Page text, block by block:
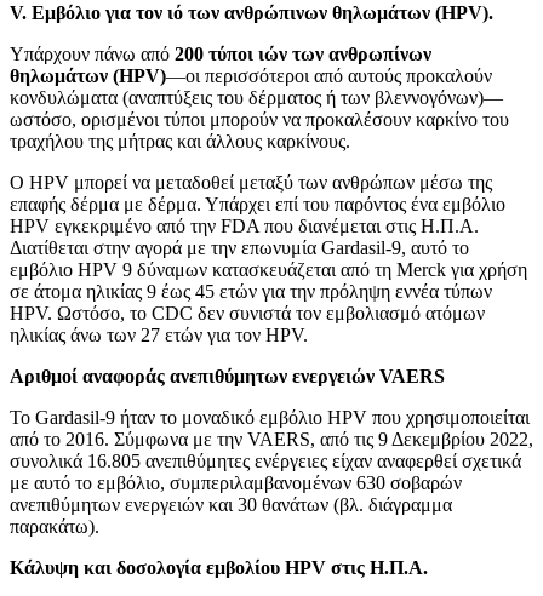
V. Εμβόλιο για τον ιό των ανθρώπινων θηλωμάτων (HPV).
Υπάρχουν πάνω από 200 τύποι ιών των ανθρωπίνων
θηλωμάτων (HPV)—οι περισσότεροι από αυτούς προκαλούν
κονδυλώματα (αναπτύξεις του δέρματος ή των βλεννογόνων)—
ωστόσο, ορισμένοι τύποι μπορούν να προκαλέσουν καρκίνο του
τραχήλου της μήτρας και άλλους καρκίνους.
Ο HPV μπορεί να μεταδοθεί μεταξύ των ανθρώπων μέσω της
επαφής δέρμα με δέρμα. Υπάρχει επί του παρόντος ένα εμβόλιο
HPV εγκεκριμένο από την FDA που διανέμεται στις Η.Π.Α.
Διατίθεται στην αγορά με την επωνυμία Gardasil-9, αυτό το
εμβόλιο HPV 9 δύναμων κατασκευάζεται από τη Merck για χρήση
σε άτομα ηλικίας 9 έως 45 ετών για την πρόληψη εννέα τύπων
HPV. Ωστόσο, το CDC δεν συνιστά τον εμβολιασμό ατόμων
ηλικίας άνω των 27 ετών για τον HPV.
Αριθμοί αναφοράς ανεπιθύμητων ενεργειών VAERS
Το Gardasil-9 ήταν το μοναδικό εμβόλιο HPV που χρησιμοποιείται
από το 2016. Σύμφωνα με την VAERS, από τις 9 Δεκεμβρίου 2022,
συνολικά 16.805 ανεπιθύμητες ενέργειες είχαν αναφερθεί σχετικά
με αυτό το εμβόλιο, συμπεριλαμβανομένων 630 σοβαρών
ανεπιθύμητων ενεργειών και 30 θανάτων (βλ. διάγραμμα
παρακάτω).
Κάλυψη και δοσολογία εμβολίου HPV στις Η.Π.Α.